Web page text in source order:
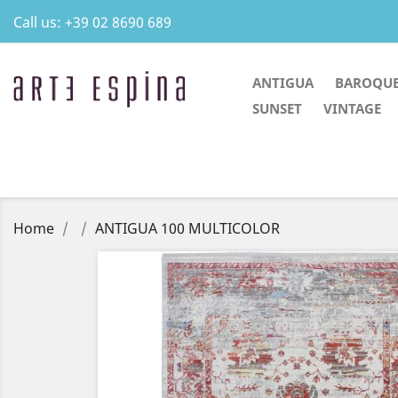
Call us: +39 02 8690 689
ANTIGUA
SUNSET
VINTAGE
Home ANTIGUA 100 MULTICOLOR